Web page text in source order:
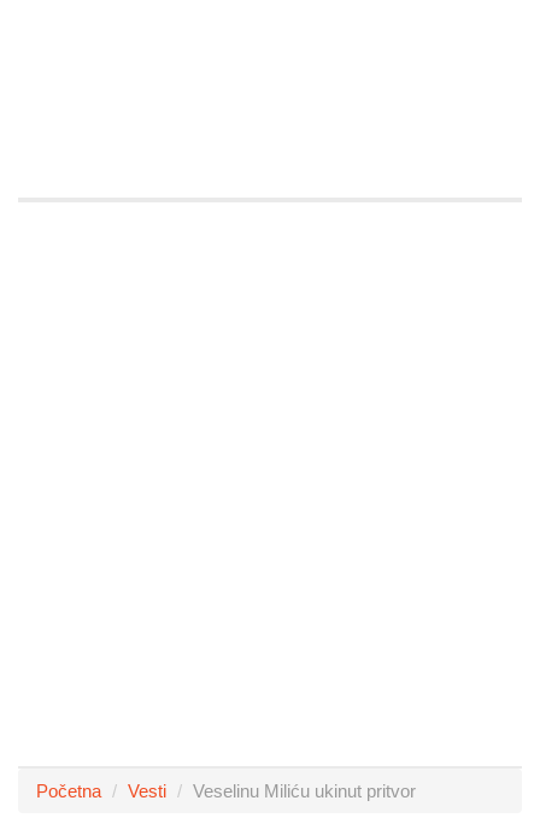
Početna Vesti Veselinu Miliću ukinut pritvor